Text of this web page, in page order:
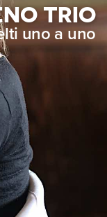
TRIO
uno a uno